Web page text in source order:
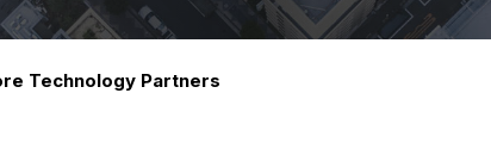
Technology Partners